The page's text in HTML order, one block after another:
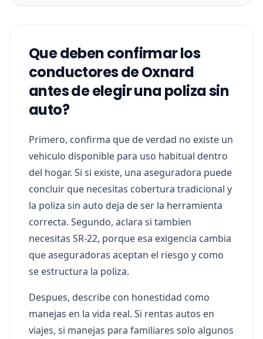
Que deben confirmar los
conductores de Oxnard
antes de elegir una poliza sin
auto?
Primero, confirma que de verdad no existe un
vehiculo disponible para uso habitual dentro
del hogar. Si si existe, una aseguradora puede
concluir que necesitas cobertura tradicional y
la poliza sin auto deja de ser la herramienta
correcta. Segundo, aclara si tambien
necesitas SR-22, porque esa exigencia cambia
que aseguradoras aceptan el riesgo y como
se estructura la poliza.
Despues, describe con honestidad como
manejas en la vida real. Si rentas autos en
viajes, si manejas para familiares solo algunos